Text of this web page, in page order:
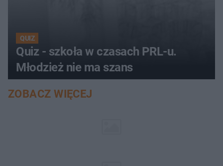
QUIZ
Quiz - szkoła w czasach PRL-u.
Młodzież nie ma szans
ZOBACZ WIĘCEJ